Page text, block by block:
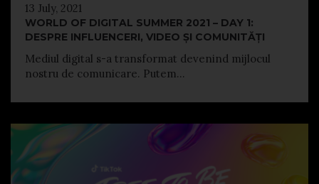
13 July, 2021
WORLD OF DIGITAL SUMMER 2021 – DAY 1:
DESPRE INFLUENCERI, VIDEO ȘI COMUNITĂȚI
Mediul digital s-a transformat devenind mijlocul
nostru de comunicare. Putem...